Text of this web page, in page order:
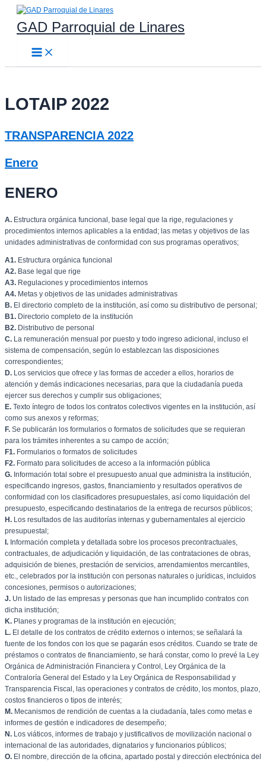
contenido
GAD Parroquial de Linares
Main
Menu
LOTAIP 2022
TRANSPARENCIA 2022
Enero
ENERO
A. Estructura orgánica funcional, base legal que la rige, regulaciones y
procedimientos internos aplicables a la entidad; las metas y objetivos de las
unidades administrativas de conformidad con sus programas operativos;
A1. Estructura orgánica funcional
A2. Base legal que rige
A3. Regulaciones y procedimientos internos
A4. Metas y objetivos de las unidades administrativas
B. El directorio completo de la institución, así como su distributivo de personal;
B1. Directorio completo de la institución
B2. Distributivo de personal
C. La remuneración mensual por puesto y todo ingreso adicional, incluso el
sistema de compensación, según lo establezcan las disposiciones
correspondientes;
D. Los servicios que ofrece y las formas de acceder a ellos, horarios de
atención y demás indicaciones necesarias, para que la ciudadanía pueda
ejercer sus derechos y cumplir sus obligaciones;
E. Texto íntegro de todos los contratos colectivos vigentes en la institución, así
como sus anexos y reformas;
F. Se publicarán los formularios o formatos de solicitudes que se requieran
para los trámites inherentes a su campo de acción;
F1. Formularios o formatos de solicitudes
F2. Formato para solicitudes de acceso a la información pública
G. Información total sobre el presupuesto anual que administra la institución,
especificando ingresos, gastos, financiamiento y resultados operativos de
conformidad con los clasificadores presupuestales, así como liquidación del
presupuesto, especificando destinatarios de la entrega de recursos públicos;
H. Los resultados de las auditorías internas y gubernamentales al ejercicio
presupuestal;
I. Información completa y detallada sobre los procesos precontractuales,
contractuales, de adjudicación y liquidación, de las contrataciones de obras,
adquisición de bienes, prestación de servicios, arrendamientos mercantiles,
etc., celebrados por la institución con personas naturales o jurídicas, incluidos
concesiones, permisos o autorizaciones;
J. Un listado de las empresas y personas que han incumplido contratos con
dicha institución;
K. Planes y programas de la institución en ejecución;
L. El detalle de los contratos de crédito externos o internos; se señalará la
fuente de los fondos con los que se pagarán esos créditos. Cuando se trate de
préstamos o contratos de financiamiento, se hará constar, como lo prevé la Ley
Orgánica de Administración Financiera y Control, Ley Orgánica de la
Contraloría General del Estado y la Ley Orgánica de Responsabilidad y
Transparencia Fiscal, las operaciones y contratos de crédito, los montos, plazo,
costos financieros o tipos de interés;
M. Mecanismos de rendición de cuentas a la ciudadanía, tales como metas e
informes de gestión e indicadores de desempeño;
N. Los viáticos, informes de trabajo y justificativos de movilización nacional o
internacional de las autoridades, dignatarios y funcionarios públicos;
O. El nombre, dirección de la oficina, apartado postal y dirección electrónica del